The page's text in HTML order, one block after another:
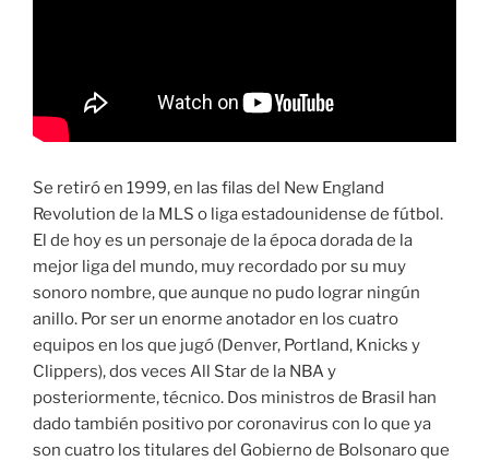
Se retiró en 1999, en las filas del New England
Revolution de la MLS o liga estadounidense de fútbol.
El de hoy es un personaje de la época dorada de la
mejor liga del mundo, muy recordado por su muy
sonoro nombre, que aunque no pudo lograr ningún
anillo. Por ser un enorme anotador en los cuatro
equipos en los que jugó (Denver, Portland, Knicks y
Clippers), dos veces All Star de la NBA y
posteriormente, técnico. Dos ministros de Brasil han
dado también positivo por coronavirus con lo que ya
son cuatro los titulares del Gobierno de Bolsonaro que